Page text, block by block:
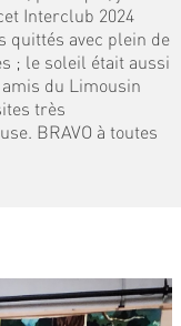
Interclub 2024
quittés avec plein de
; le soleil était aussi
du Limousin
très
BRAVO à toutes